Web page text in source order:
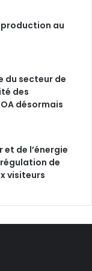
au
du secteur de
des
désormais
et de l’énergie
régulation de
visiteurs